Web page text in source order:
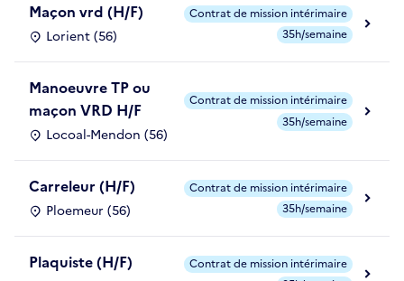
Maçon vrd (H/F)
Lorient (56)
Contrat de mission intérimaire
35h/semaine
Manoeuvre TP ou
maçon VRD H/F
Locoal-Mendon (56)
Contrat de mission intérimaire
35h/semaine
Carreleur (H/F)
Ploemeur (56)
Contrat de mission intérimaire
35h/semaine
Plaquiste (H/F)
Contrat de mission intérimaire